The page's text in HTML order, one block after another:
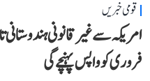
قومی خبریں
فروری کو واپس پہنچے گی